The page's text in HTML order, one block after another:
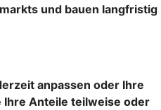
und bauen langfristig
anpassen oder Ihre
Anteile teilweise oder